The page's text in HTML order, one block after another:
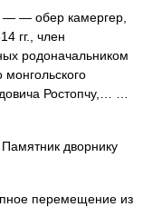
— — обер камергер,
гг., член
родоначальником
монгольского
Ростопчу,… …
дворнику
перемещение из